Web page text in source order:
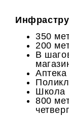
350
200
В
Аптека
Школа
800
четверг